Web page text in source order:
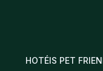
HOTÉIS PET